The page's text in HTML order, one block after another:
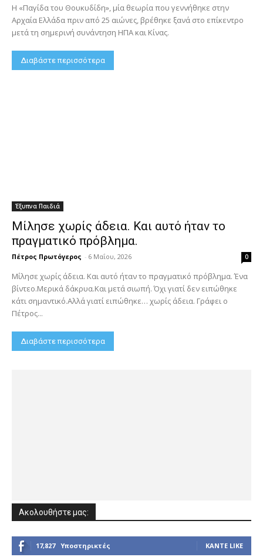
Η «Παγίδα του Θουκυδίδη», μία θεωρία που γεννήθηκε στην
Αρχαία Ελλάδα πριν από 25 αιώνες, βρέθηκε ξανά στο επίκεντρο
μετά τη σημερινή συνάντηση ΗΠΑ και Κίνας.
Διαβάστε περισσότερα
Έξυπνα Παιδιά
Μίλησε χωρίς άδεια. Και αυτό ήταν το
πραγματικό πρόβλημα.
Πέτρος Πρωτόγερος - 6 Μαΐου, 2026 0
Μίλησε χωρίς άδεια. Και αυτό ήταν το πραγματικό πρόβλημα. Ένα
βίντεο.Μερικά δάκρυα.Και μετά σιωπή. Όχι γιατί δεν ειπώθηκε
κάτι σημαντικό.Αλλά γιατί ειπώθηκε… χωρίς άδεια. Γράφει ο
Πέτρος...
Διαβάστε περισσότερα
Ακολουθήστε μας:
17,827 Υποστηρικτές ΚΆΝΤΕ LIKE